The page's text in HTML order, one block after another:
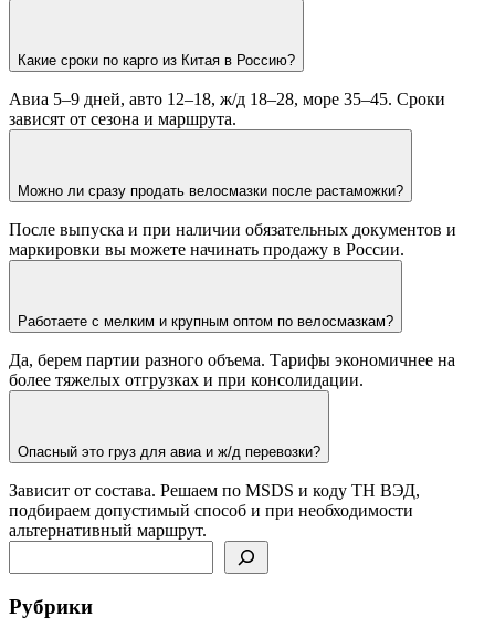
Какие сроки по карго из Китая в Россию?
Авиа 5–9 дней, авто 12–18, ж/д 18–28, море 35–45. Сроки
зависят от сезона и маршрута.
Можно ли сразу продать велосмазки после растаможки?
После выпуска и при наличии обязательных документов и
маркировки вы можете начинать продажу в России.
Работаете с мелким и крупным оптом по велосмазкам?
Да, берем партии разного объема. Тарифы экономичнее на
более тяжелых отгрузках и при консолидации.
Опасный это груз для авиа и ж/д перевозки?
Зависит от состава. Решаем по MSDS и коду ТН ВЭД,
подбираем допустимый способ и при необходимости
альтернативный маршрут.
Рубрики